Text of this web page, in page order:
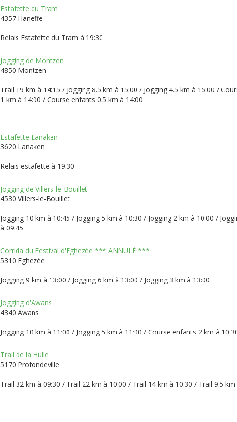
Estafette du Tram
4357 Haneffe
Relais Estafette du Tram à 19:30
Jogging de Montzen
4850 Montzen
Trail 19 km à 14:15 / Jogging 8.5 km à 15:00 / Jogging 4.5 km à 15:00 /
1 km à 14:00 / Course enfants 0.5 km à 14:00
Estafette Lanaken
3620 Lanaken
Relais estafette à 19:30
Jogging de Villers-le-Bouillet
4530 Villers-le-Bouillet
Jogging 10 km à 10:45 / Jogging 5 km à 10:30 / Jogging 2 km à 10:00 /
à 09:45
Corrida du Festival d'Eghezée *** ANNULÉ ***
5310 Eghezée
Jogging 9 km à 13:00 / Jogging 6 km à 13:00 / Jogging 3 km à 13:00
Jogging d'Awans
4340 Awans
Jogging 10 km à 11:00 / Jogging 5 km à 11:00 / Course enfants 2 km à
Trail de la Hulle
5170 Profondeville
Trail 32 km à 09:30 / Trail 22 km à 10:00 / Trail 14 km à 10:30 / Trail 9.5 km